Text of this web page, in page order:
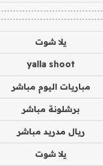
يلا شوت
yalla shoot
مباريات اليوم مباشر
برشلونة مباشر
ريال مدريد مباشر
يلا شوت